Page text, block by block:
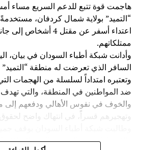
هاجمت قوة تتبع للدعم السريع مساء
“التميد” بولاية شمال كردفان،
اعتداء أسفر عن مقتل 4
ممتلكاتهم.
وأدانت شبكة أطباء السودان في بيان،
السافر الذي تعرضت له منطقة
وتعتبره امتداداً لسلسلة من الهجمات
ضد المواطنين في المنطقة، والتي
والخوف في نفوس الأهالي ودفعهم إلى
وتهجيرهم قسراً، في انتهاك واضح لحقوق
والاعتداءات ضد المدنيين الذين لا